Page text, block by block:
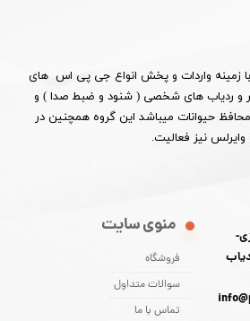
زمینه واردات و پخش انواع جی پی اس های
و ردیاب های شخصی ( شنود و ضبط صدا ) و
حیوانات میباشد این گروه همچنین در
وایرلس نیز فعالیت.​​​​​​​
منوی سایت
فروشگاه
سوالات متداول
تماس با ما